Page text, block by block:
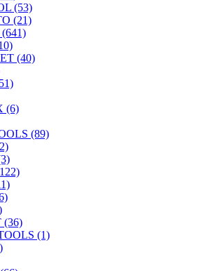
(53)
(21)
(641)
(40)
(6)
(89)
(36)
(1)